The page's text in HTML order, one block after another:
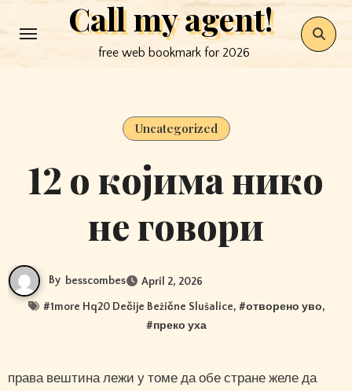
to
Call my agent!
free web bookmark for 2026
Uncategorized
12 о којима нико
не говори
By besscombes April 2, 2026
#1more Hq20 Dečije Bežične Slušalice, #отворено уво,
#преко уха
права вештина лежи у томе да обе стране желе да